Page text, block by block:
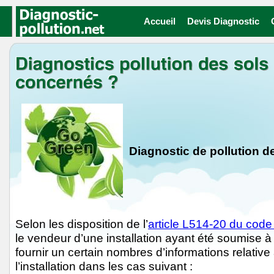
Alarme Accueil Devis Diagnostic
Diagnostic de pollution
Selon les disposition de l’article L514-20 du
le vendeur d’une installation ayant été soumise
fournir un certain nombres d’informations
l’installation dans les cas suivant :